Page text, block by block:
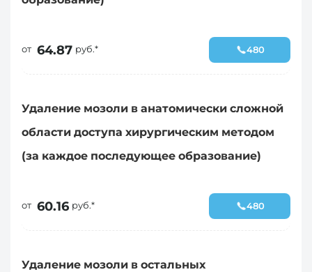
от 64.87 руб.* 480
Удаление мозоли в анатомически сложной
области доступа хирургическим методом
(за каждое последующее образование)
от 60.16 руб.* 480
Удаление мозоли в остальных